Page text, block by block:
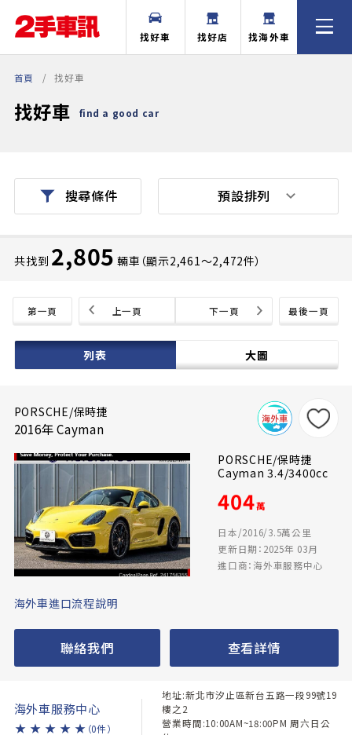
找好車 找好店 找海外車
首頁 找好車
找好車 find a good car
搜尋條件
共找到 2,805 輛車（顯示2,461〜2,472件）
第一頁 最後一頁
上一頁 下一頁
列表 大圖
預設排列
PORSCHE/保時捷
2016年 Cayman
PORSCHE/保時捷
Cayman 3.4/3400cc
404萬
日本/2016/3.5萬公里
更新日期：2025年 03月
進口商：海外車服務中心
海外車進口流程說明
聯絡我們 查看詳情
海外車服務中心
★ ★ ★ ★ ★ （0件）
地址:新北市汐止區新台五路一段99號19
樓之2
營業時間:10:00AM~18:00PM 周六日公